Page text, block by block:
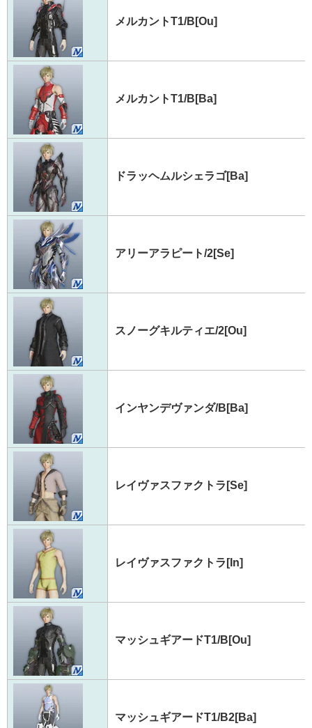
メルカントT1/B[Ou]
メルカントT1/B[Ba]
ドラッヘムルシェラゴ[Ba]
アリーアラピート/2[Se]
スノーグキルティエ/2[Ou]
インヤンデヴァンダ/B[Ba]
レイヴァスファクトラ[Se]
レイヴァスファクトラ[In]
マッシュギアードT1/B[Ou]
マッシュギアードT1/B2[Ba]